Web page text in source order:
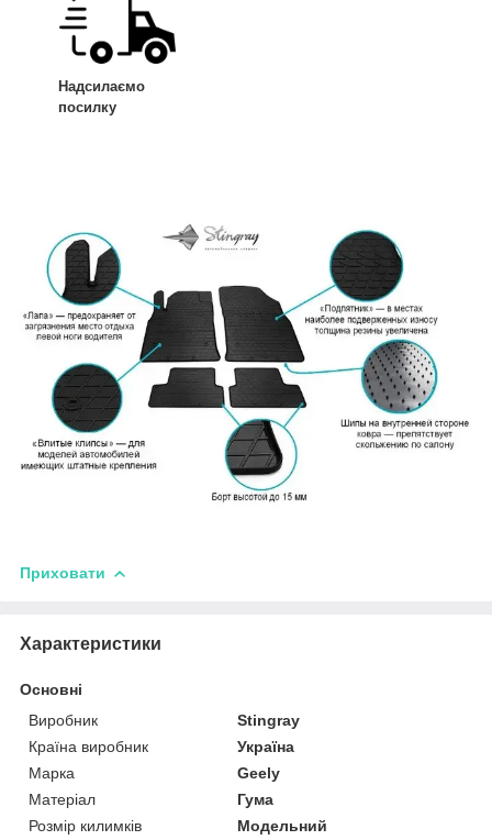
Надсилаємо
посилку
Приховати
Характеристики
Основні
Виробник
Stingray
Країна виробник
Україна
Марка
Geely
Матеріал
Гума
Розмір килимків
Модельний